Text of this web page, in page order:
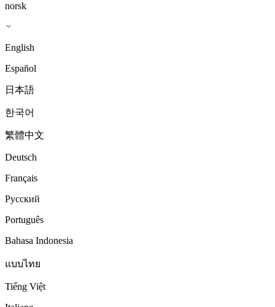
norsk
English
Español
日本語
한국어
繁體中文
Deutsch
Français
Русский
Português
Bahasa Indonesia
แบบไทย
Tiếng Việt